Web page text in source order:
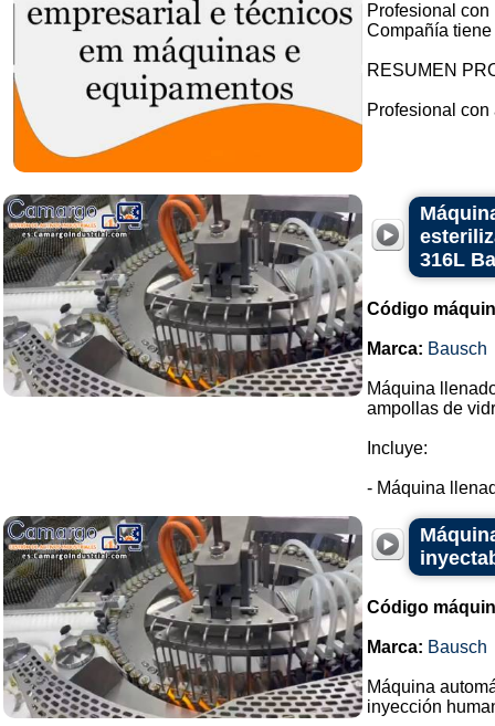
Profesional
Compañía
RESUMEN
Profesional
316L
Código
Marca: Bausch
Máquina
ampollas de
Incluye:
- Máquina
Código
Marca: Bausch
Máquina
inyección